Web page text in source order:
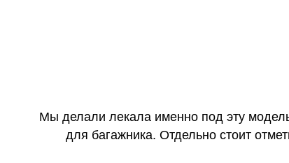
Мы делали лекала именно под эту
для багажника. Отдельно стоит